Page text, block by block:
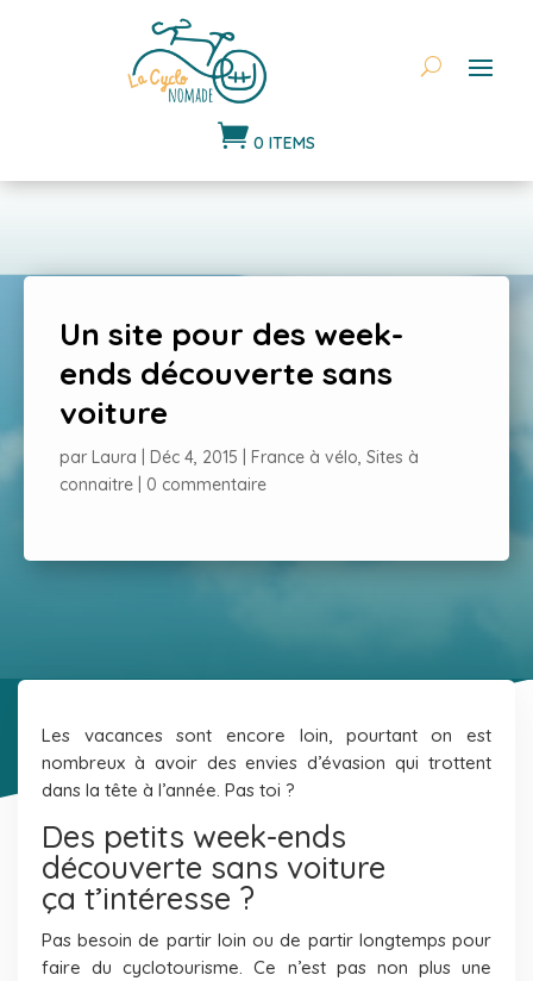
 0 ITEMS
Un site pour des week-
ends découverte sans
voiture
par Laura Déc 4, 2015 France à vélo, Sites à
connaitre
0 commentaire
Les vacances sont encore loin, pourtant on est
nombreux à avoir des envies d’évasion qui trottent
dans la tête à l’année. Pas toi ?
Des petits week-ends
découverte sans voiture
ça t’intéresse ?
Pas besoin de partir loin ou de partir longtemps pour
faire du cyclotourisme. Ce n’est pas non plus une